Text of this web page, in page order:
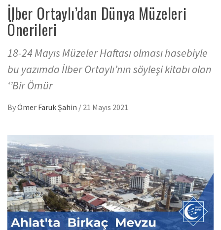
İlber Ortaylı’dan Dünya Müzeleri
Önerileri
18-24 Mayıs Müzeler Haftası olması hasebiyle
bu yazımda İlber Ortaylı’nın söyleşi kitabı olan
‘’Bir Ömür
ByÖmer Faruk Şahin / 21 Mayıs 2021